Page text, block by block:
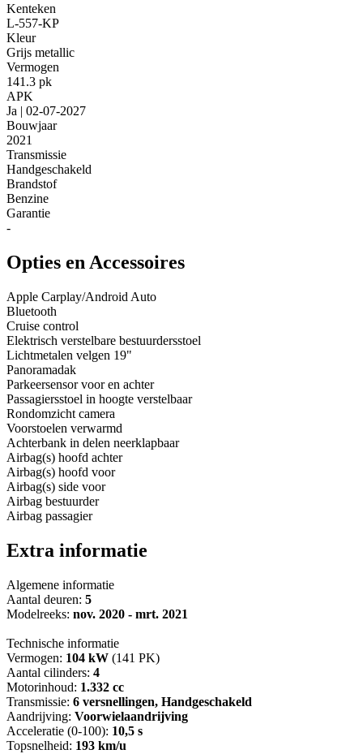
Kenteken
L-557-KP
Kleur
Grijs metallic
Vermogen
141.3 pk
APK
Ja | 02-07-2027
Bouwjaar
2021
Transmissie
Handgeschakeld
Brandstof
Benzine
Garantie
-
Opties en Accessoires
Apple Carplay/Android Auto
Bluetooth
Cruise control
Elektrisch verstelbare bestuurdersstoel
Lichtmetalen velgen 19"
Panoramadak
Parkeersensor voor en achter
Passagiersstoel in hoogte verstelbaar
Rondomzicht camera
Voorstoelen verwarmd
Achterbank in delen neerklapbaar
Airbag(s) hoofd achter
Airbag(s) hoofd voor
Airbag(s) side voor
Airbag bestuurder
Airbag passagier
Extra informatie
Algemene informatie
Aantal deuren: 5
Modelreeks: nov. 2020 - mrt. 2021
Technische informatie
Vermogen: 104 kW (141 PK)
Aantal cilinders: 4
Motorinhoud: 1.332 cc
Transmissie: 6 versnellingen, Handgeschakeld
Aandrijving: Voorwielaandrijving
Acceleratie (0-100): 10,5 s
Topsnelheid: 193 km/u